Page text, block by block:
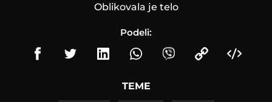
Oblikovala je telo
Podeli:
TEME